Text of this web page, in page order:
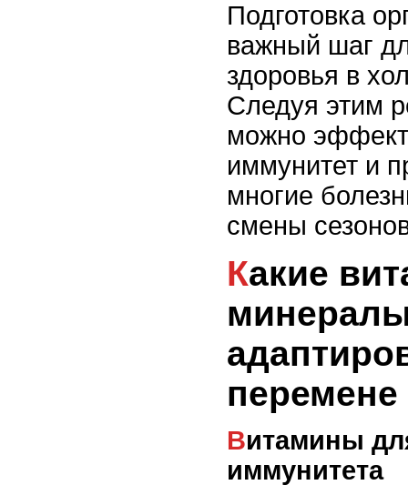
Подготовка
важный шаг
здоровья в
Следуя этим
можно
иммунитет и
многие
смены
Какие витамины и
Витамины для укрепления
иммунитета